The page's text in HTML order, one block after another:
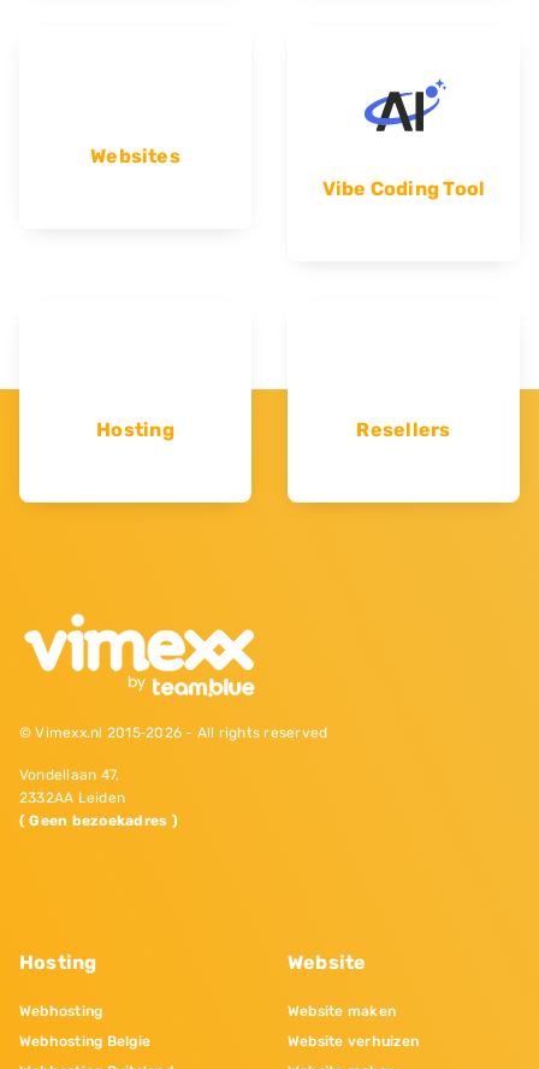
Websites
Vibe Coding Tool
Hosting Resellers
© Vimexx.nl 2015‐2026 - All rights reserved
Vondellaan 47,
2332AA Leiden
( Geen bezoekadres )
Hosting
Webhosting
Webhosting Belgie
Website
Website maken
Website verhuizen